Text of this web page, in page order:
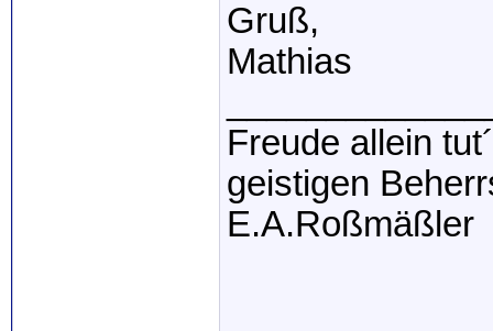
Gruß,
Mathias
Freude allein
geistigen
E.A.Roßmäßler